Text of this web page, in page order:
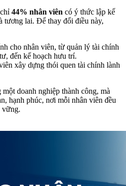
44% nhân viên có ý thức lập kế
tương lai. Để thay đổi điều này,
cho nhân viên, từ quản lý tài chính
đến kế hoạch hưu trí.
xây dựng thói quen tài chính lành
doanh nghiệp thành công, mà
hạnh phúc, nơi mỗi nhân viên đều
vững.